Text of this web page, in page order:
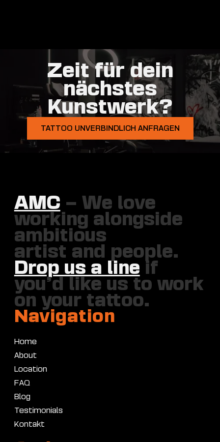
Zeit für dein
nächstes
Kunstwerk?
TATTOO UNVERBINDLICH ANFRAGEN
AMC – We love
working alongside
ambitious
artist and people.
Drop us a line if
you’d like us to work
on your tattoo.
Navigation
Home
About
Location
FAQ
Blog
Testimonials
Kontakt